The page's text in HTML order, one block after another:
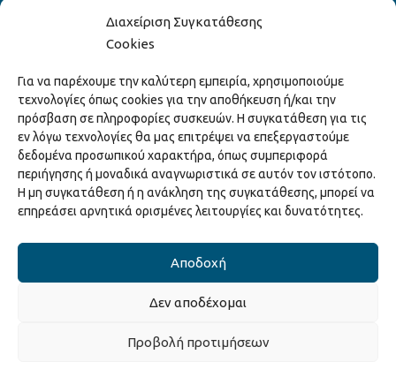
Διαχείριση Συγκατάθεσης
Cookies
Για να παρέχουμε την καλύτερη εμπειρία, χρησιμοποιούμε
τεχνολογίες όπως cookies για την αποθήκευση ή/και την
πρόσβαση σε πληροφορίες συσκευών. Η συγκατάθεση για τις
εν λόγω τεχνολογίες θα μας επιτρέψει να επεξεργαστούμε
δεδομένα προσωπικού χαρακτήρα, όπως συμπεριφορά
περιήγησης ή μοναδικά αναγνωριστικά σε αυτόν τον ιστότοπο.
Η μη συγκατάθεση ή η ανάκληση της συγκατάθεσης, μπορεί να
επηρεάσει αρνητικά ορισμένες λειτουργίες και δυνατότητες.
Αποδοχή
Δεν αποδέχομαι
Προβολή προτιμήσεων
Hack the Match: Γνωρίζοντας τα Αμερικανικά
Αθλήματα! Δημιουργώντας το Δικό σου
Game Story!
22/04/2026
Ξάνθη – Πόλις Ονείρων Μουσικών Σχολείων
2026
15/04/2026
Copyright © 2025 Διεύθυνση Πολιτισμού Δήμου Ξάνθης. All Rights